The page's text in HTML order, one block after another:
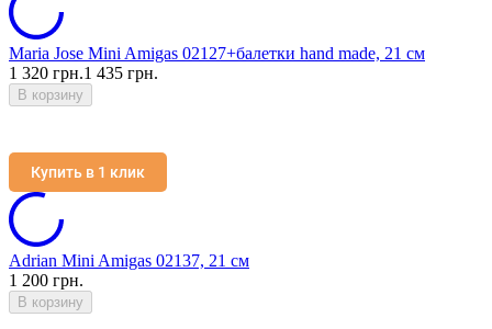
Maria Jose Mini Amigas 02127+балетки hand made, 21 см
1 320 грн.1 435 грн.
В корзину
Купить в 1 клик
Adrian Mini Amigas 02137, 21 см
1 200 грн.
В корзину